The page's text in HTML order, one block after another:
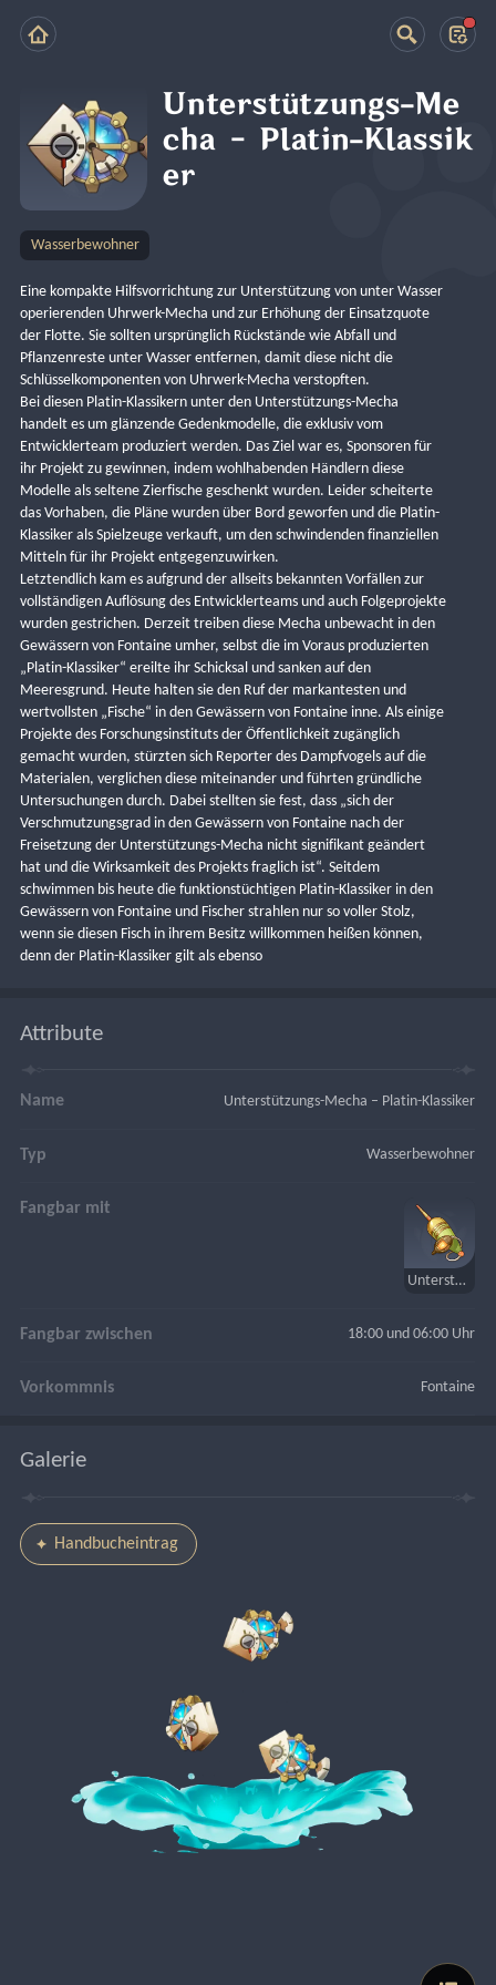
Unterstützungs-Me
cha – Platin-Klassik
er
Wasserbewohner
Eine kompakte Hilfsvorrichtung zur Unterstützung von unter Wasser
operierenden Uhrwerk-Mecha und zur Erhöhung der Einsatzquote
der Flotte. Sie sollten ursprünglich Rückstände wie Abfall und
Pflanzenreste unter Wasser entfernen, damit diese nicht die
Schlüsselkomponenten von Uhrwerk-Mecha verstopften.
Bei diesen Platin-Klassikern unter den Unterstützungs-Mecha
handelt es um glänzende Gedenkmodelle, die exklusiv vom
Entwicklerteam produziert werden. Das Ziel war es, Sponsoren für
ihr Projekt zu gewinnen, indem wohlhabenden Händlern diese
Modelle als seltene Zierfische geschenkt wurden. Leider scheiterte
das Vorhaben, die Pläne wurden über Bord geworfen und die Platin-
Klassiker als Spielzeuge verkauft, um den schwindenden finanziellen
Mitteln für ihr Projekt entgegenzuwirken.
Letztendlich kam es aufgrund der allseits bekannten Vorfällen zur
vollständigen Auflösung des Entwicklerteams und auch Folgeprojekte
wurden gestrichen. Derzeit treiben diese Mecha unbewacht in den
Gewässern von Fontaine umher, selbst die im Voraus produzierten
„Platin-Klassiker“ ereilte ihr Schicksal und sanken auf den
Meeresgrund. Heute halten sie den Ruf der markantesten und
wertvollsten „Fische“ in den Gewässern von Fontaine inne. Als einige
Projekte des Forschungsinstituts der Öffentlichkeit zugänglich
gemacht wurden, stürzten sich Reporter des Dampfvogels auf die
Materialen, verglichen diese miteinander und führten gründliche
Untersuchungen durch. Dabei stellten sie fest, dass „sich der
Verschmutzungsgrad in den Gewässern von Fontaine nach der
Freisetzung der Unterstützungs-Mecha nicht signifikant geändert
hat und die Wirksamkeit des Projekts fraglich ist“. Seitdem
schwimmen bis heute die funktionstüchtigen Platin-Klassiker in den
Gewässern von Fontaine und Fischer strahlen nur so voller Stolz,
wenn sie diesen Fisch in ihrem Besitz willkommen heißen können,
denn der Platin-Klassiker gilt als ebenso
Attribute
Name Unterstützungs-Mecha – Platin-Klassiker
Typ Wasserbewohner
Fangbar mit
Unterstützungs-Mecha-Leuchtköder
Fangbar zwischen 18:00 und 06:00 Uhr
Vorkommnis Fontaine
Galerie
Handbucheintrag